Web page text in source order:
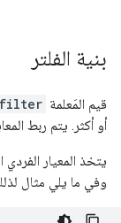
بنية الفلتر
قيم المَعلمة filter
أو أكثر. يتم ربط
يتخذ المعيار الفردي
وفي ما يلي مثال